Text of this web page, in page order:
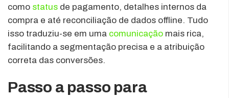
como status de pagamento, detalhes internos da
compra e até reconciliação de dados offline. Tudo
isso traduziu-se em uma comunicação mais rica,
facilitando a segmentação precisa e a atribuição
correta das conversões.
Passo a passo para